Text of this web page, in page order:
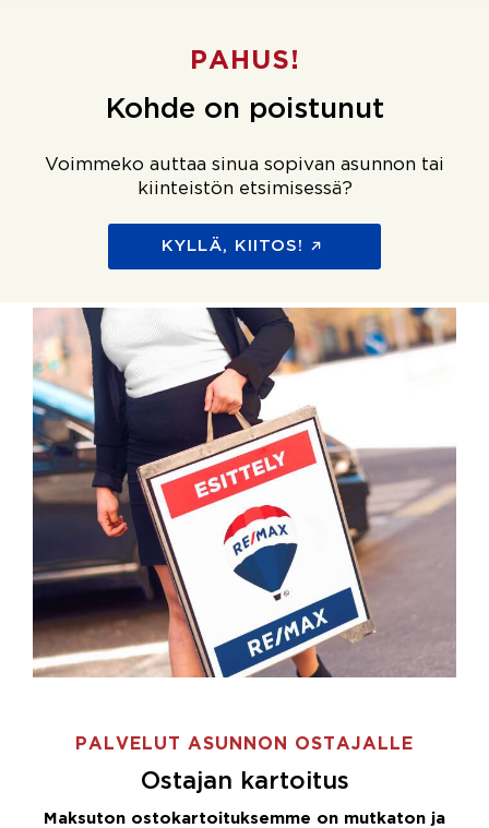
PAHUS!
Kohde on poistunut
Voimmeko auttaa sinua sopivan asunnon tai
kiinteistön etsimisessä?
KYLLÄ, KIITOS!
PALVELUT ASUNNON OSTAJALLE
Ostajan kartoitus
Maksuton ostokartoituksemme on mutkaton ja